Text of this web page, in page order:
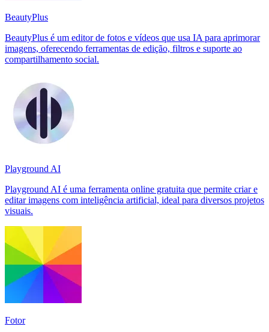
BeautyPlus
BeautyPlus é um editor de fotos e vídeos que usa IA para aprimorar
imagens, oferecendo ferramentas de edição, filtros e suporte ao
compartilhamento social.
Playground AI
Playground AI é uma ferramenta online gratuita que permite criar e
editar imagens com inteligência artificial, ideal para diversos projetos
visuais.
Fotor